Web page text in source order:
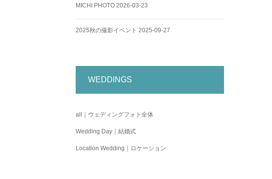
MICHI PHOTO 2026-03-23
2025秋の撮影イベント 2025-09-27
WEDDINGS
all｜ウェディングフォト全体
Wedding Day｜結婚式
Location Wedding｜ロケーション